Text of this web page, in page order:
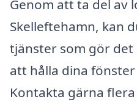
Genom att ta del av
Skelleftehamn, kan
tjänster som gör
att hålla dina
Kontakta gärna